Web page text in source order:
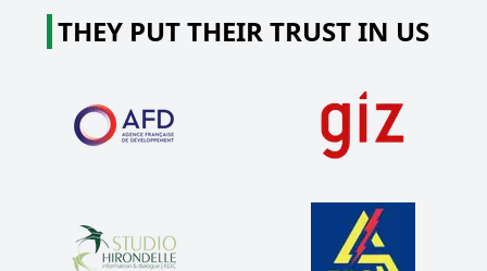
THEY PUT THEIR TRUST IN US